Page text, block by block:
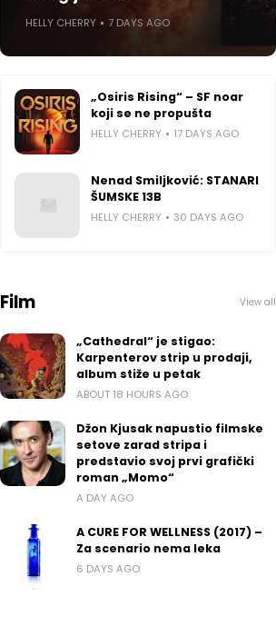
HELLY CHERRY 7 DAYS AGO
„Osiris Rising“ – SF noar
koji se ne propušta
HELLY CHERRY 17 DAYS AGO
Nenad Smiljković: STANARI
ŠUMSKE 13B
HELLY CHERRY 30 DAYS AGO
Film View all
„Cathedral“ je stigao:
Karpenterov strip u prodaji,
album stiže u petak
ABOUT 18 HOURS AGO
Džon Kjusak napustio filmske
setove zarad stripa i
predstavio svoj prvi grafički
roman „Momo“
A DAY AGO
A CURE FOR WELLNESS (2017) –
Za scenario nema leka
6 DAYS AGO